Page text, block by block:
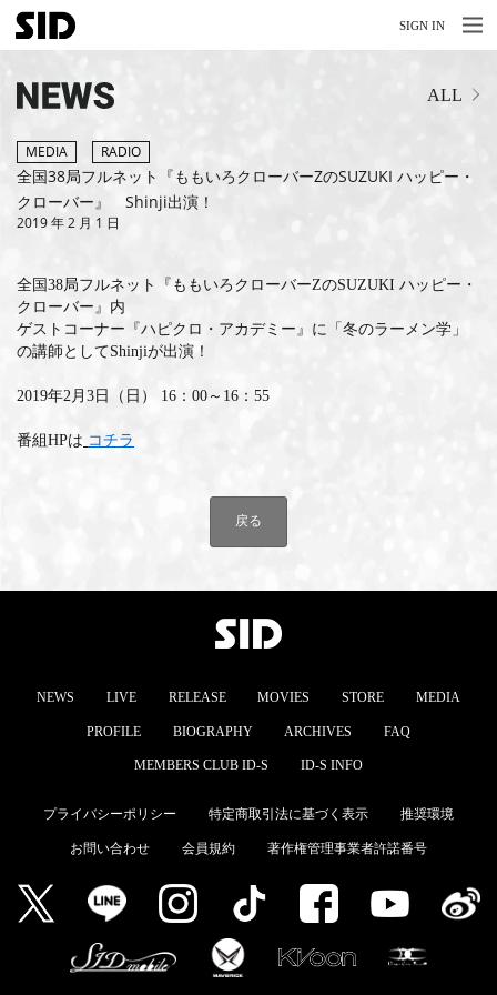
SIGN IN
NEWS
MEDIA
PROFILE
BIOGRAPHY
MEMBERS CLUB ID-S
日本語
ALL
MEDIA RADIO
全国38局フルネット『ももいろクローバーZのSUZUKI ハッピー・
クローバー』 Shinji出演！
2019 年 2 月 1 日
全国38局フルネット『ももいろクローバーZのSUZUKI ハッピー・
クローバー』内
ゲストコーナー『ハピクロ・アカデミー』に「冬のラーメン学」
の講師としてShinjiが出演！
2019年2月3日（日） 16：00～16：55
番組HPは コチラ
戻る
NEWS LIVE RELEASE MOVIES STORE MEDIA
PROFILE BIOGRAPHY ARCHIVES FAQ
MEMBERS CLUB ID-S ID-S INFO
プライバシーポリシー 特定商取引法に基づく表示 推奨環境
お問い合わせ 会員規約 著作権管理事業者許諾番号